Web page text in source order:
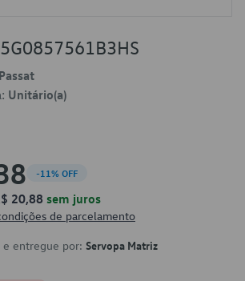
Passat
Unitário(a)
-11% OFF
20,88 sem juros
de parcelamento
e entregue por: Servopa Matriz